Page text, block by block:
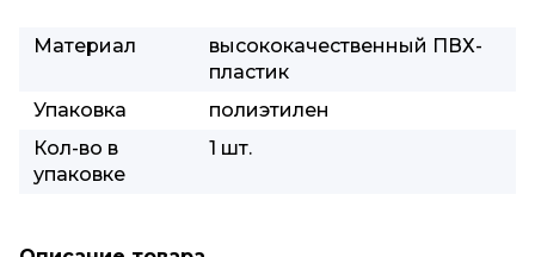
Материал
высококачественный ПВХ-
пластик
Упаковка
полиэтилен
Кол-во в
упаковке
1 шт.